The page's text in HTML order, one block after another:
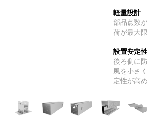
軽量設計
部品点数
荷が最大
設置安定
後ろ側に
風を小さ
定性が高め